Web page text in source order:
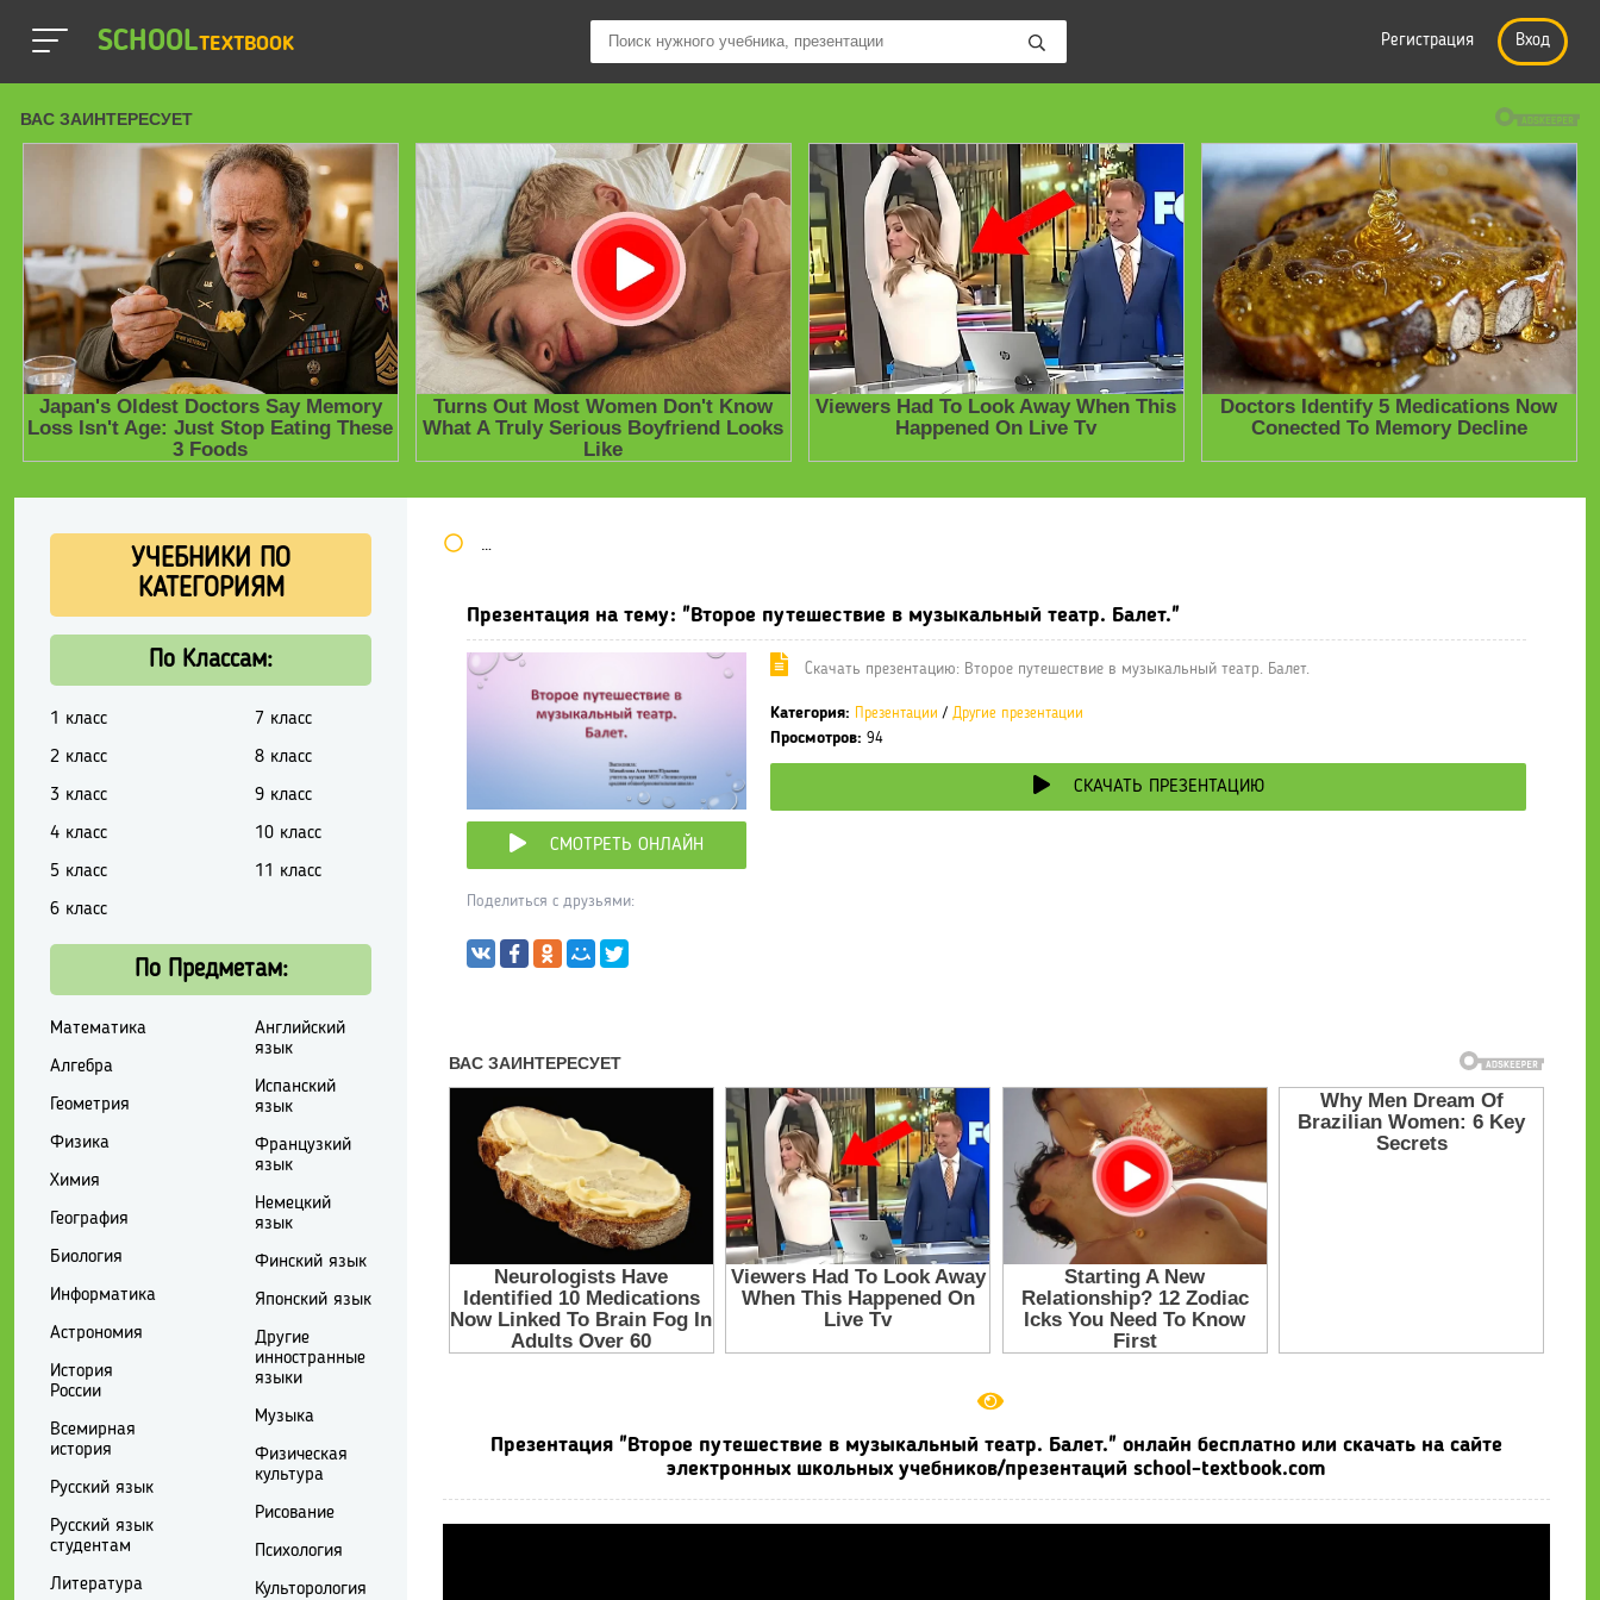
SCHOOLTEXTBOOK Регистрация Вход
Школьные учебники / Презентации по предметам
Презентация на тему: "Второе путешествие в музыкальный театр. Балет."
СМОТРЕТЬ ОНЛАЙН
Поделиться с друзьями:
Cкачать презентацию: Второе путешествие в музыкальный театр. Балет.
Категория: Презентации / Другие презентации
Просмотров: 94
СКАЧАТЬ ПРЕЗЕНТАЦИЮ
Презентация "Второе путешествие в музыкальный театр. Балет." онлайн бесплатно или скачать на сайте
электронных школьных учебников/презентаций school-textbook.com
УЧЕБНИКИ ПО
КАТЕГОРИЯМ
По Классам:
1 класс
2 класс
3 класс
4 класс
5 класс
6 класс
7 класс
8 класс
9 класс
10 класс
11 класс
По Предметам:
Математика
Алгебра
Геометрия
Физика
Химия
География
Биология
Информатика
Астрономия
История
России
Всемирная
история
Русский язык
Русский язык
студентам
Литература
Английский
язык
Испанский
язык
Французкий
язык
Немецкий
язык
Финский язык
Японский язык
Другие
инностранные
языки
Музыка
Физическая
культура
Рисование
Психология
Культорология